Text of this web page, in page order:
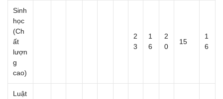
Sinh
học
(Ch
ất
lượn
g
cao)
2
3
1
6
2
0
15
1
6
Luật